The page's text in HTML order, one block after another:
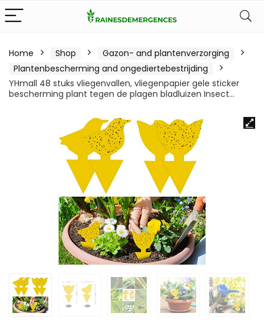
Home Shop
Gazon- and plantenverzorging
Plantenbescherming and ongediertebestrijding
YHmall 48 stuks vliegenvallen, vliegenpapier gele sticker
bescherming plant tegen de plagen bladluizen Insect…